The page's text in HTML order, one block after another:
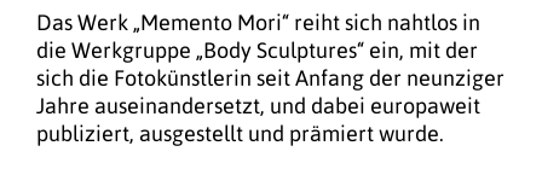
Das Werk „Memento Mori“ reiht sich nahtlos in
die Werkgruppe „Body Sculptures“ ein, mit der
sich die Fotokünstlerin seit Anfang der neunziger
Jahre auseinandersetzt, und dabei europaweit
publiziert, ausgestellt und prämiert wurde.